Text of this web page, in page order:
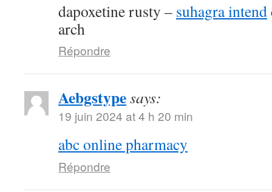
dapoxetine rusty – suhagra intend
arch
Répondre
Aebgstypesays:
19 juin 2024 at 4 h 20 min
abc online pharmacy
Répondre